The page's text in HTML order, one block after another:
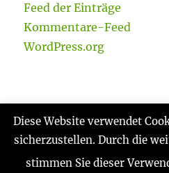
Feed der Einträge
Kommentare-Feed
WordPress.org
Gabi Reinmann
präsentiert von WordPress
Diese Website verwendet
sicherzustellen. Durch die
stimmen Sie dieser